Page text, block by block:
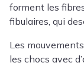
forment les
fibulaires, qui
Les
les chocs avec